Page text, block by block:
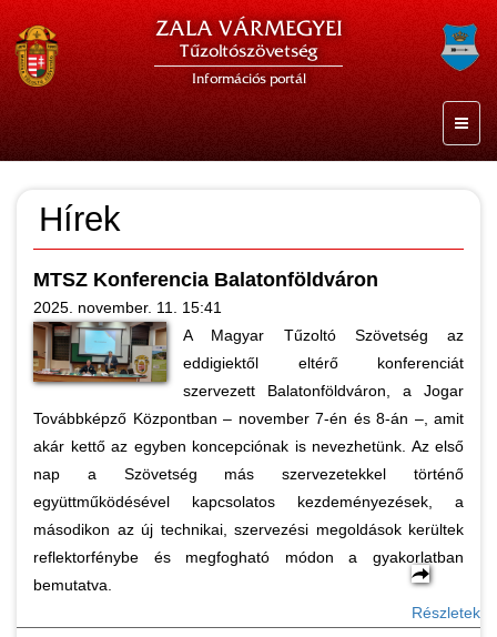
ZALA VÁRMEGYEI
Tűzoltószövetség
Információs portál
Hírek
MTSZ Konferencia Balatonföldváron
2025. november. 11. 15:41
A Magyar Tűzoltó Szövetség az
eddigiektől eltérő konferenciát
szervezett Balatonföldváron, a Jogar
Továbbképző Központban – november 7-én és 8-án –, amit
akár kettő az egyben koncepciónak is nevezhetünk. Az első
nap a Szövetség más szervezetekkel történő
együttműködésével kapcsolatos kezdeményezések, a
másodikon az új technikai, szervezési megoldások kerültek
reflektorfénybe és megfogható módon a gyakorlatban
bemutatva.
Részletek